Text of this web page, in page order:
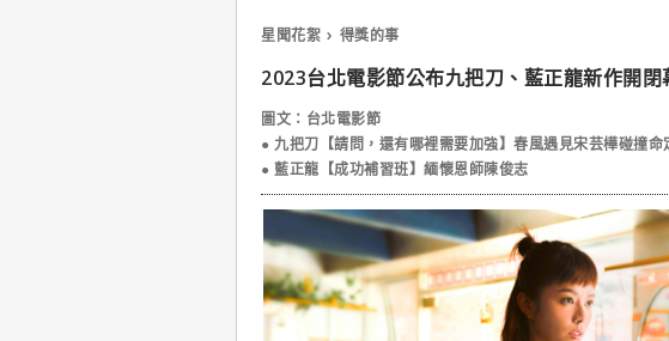
星聞花絮 得獎的事
2023台北電影節公布九把刀、藍正龍新作開閉
圖文：台北電影節
● 九把刀【請問，還有哪裡需要加強】春風遇見宋芸樺碰撞命
● 藍正龍【成功補習班】緬懷恩師陳俊志